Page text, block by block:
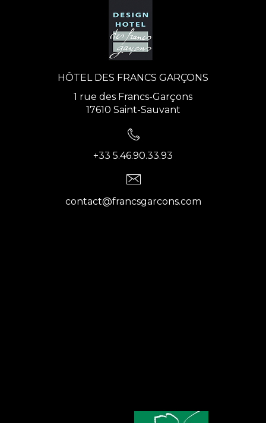
HÔTEL DES FRANCS GARÇONS
1 rue des Francs-Garçons
17610 Saint-Sauvant
+33 5.46.90.33.93
contact@francsgarcons.com